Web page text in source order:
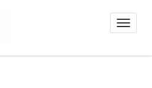
Toggle